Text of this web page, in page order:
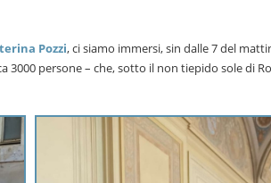
Pozzi, ci siamo immersi, sin dalle 7 del
3000 persone – che, sotto il non tiepido sole di